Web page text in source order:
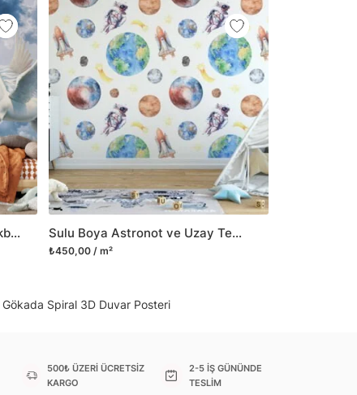
Büyük Beyaz Mistik Fantezi Tekboynuzlar ve Bulutlardaki Kaleler Duvar Kağıdı, Büyülü Kanatlı At 3D Duvar Kağıdı Sulu Boya Astronot ve Uzay Temalı Gezegenler Duvar Kağıdı, Astronot ve Uzay Mekiği 3D Duvar Posteri
₺450,00 / m²
dolap kapakları gibi
yeni bir görünüm kazandırabilirsiniz.
türlü yüzeye yapışabilen ve suya
modellerimizi ilgili kategoride
sınırlı kalmayıp aynı zamanda
dekorasyon ürünlerinin de üretimini
tasarımının önemini biliyor ve evin en
kabul ediyoruz. Bu nedenle ürün
ve trendlere ayak uydurmanın yanı
da öncü rol üstleniyoruz.
olursa bizimle iletişime
Spiral 3D Duvar Posteri
500₺ ÜZERİ ÜCRETSİZ
KARGO
2-5 İŞ GÜNÜNDE
TESLİM